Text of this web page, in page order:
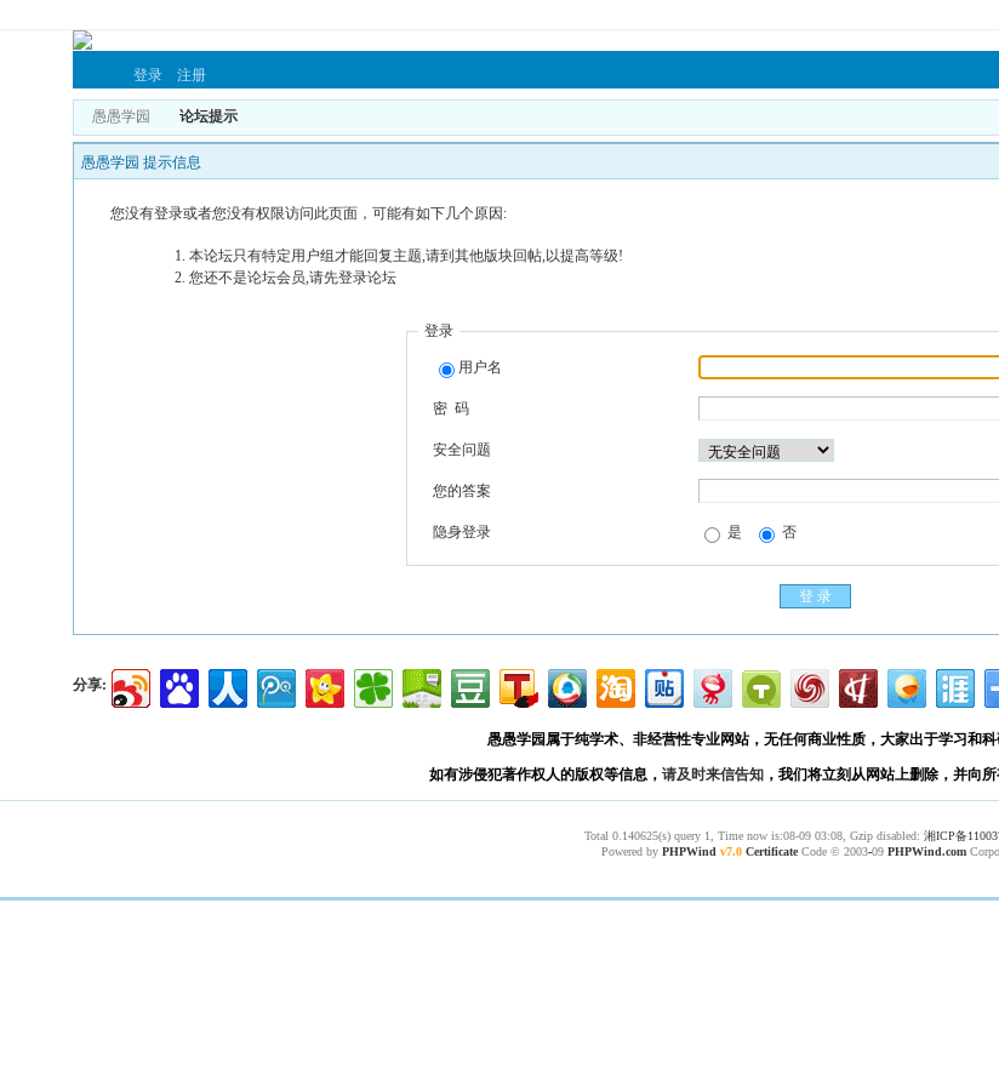
登录 注册
愚愚学园 论坛提示
愚愚学园 提示信息
您没有登录或者您没有权限访问此页面，可能有如下几个原因:
本论坛只有特定用户组才能回复主题,请到其他版块回帖,以提高等级!
您还不是论坛会员,请先登录论坛
登录
用户名
密 码
安全问题
您的答案
隐身登录 是 否
分享:
愚愚学园属于纯学术、非经营性专业网站，无任何商业性质，大家出于学习和科
如有涉侵犯著作权人的版权等信息， 请及时来信告知 ，我们将立刻从网站上删除，并向
Total 0.140625(s) query 1, Time now is:08-09 03:08, Gzip disabled: 湘ICP备
Powered by PHPWind v7.0 CertificateCode © 2003-09 PHPWind.com